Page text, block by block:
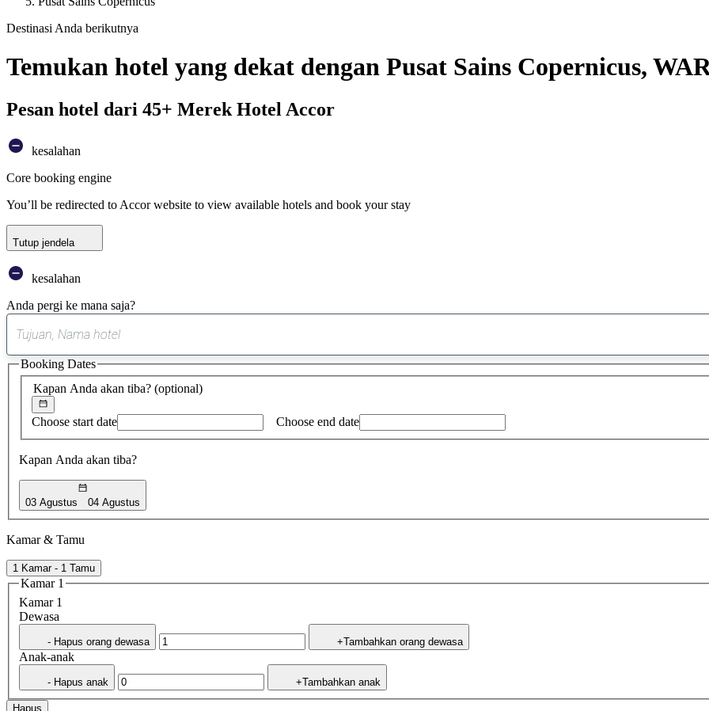
Destinasi Anda berikutnya
Temukan hotel yang dekat dengan Pusat Sains Copernicus,
Pesan hotel dari 45+ Merek Hotel Accor
kesalahan
Core booking engine
You’ll be redirected to Accor website to view available hotels and book your stay
Tutup jendela
kesalahan
Anda pergi ke mana saja?
saran
ditemukan
Kapan Anda akan tiba? (optional)
Choose start date Choose end date
Kapan Anda akan tiba?
03 Agustus 04 Agustus
Booking Dates
Kamar & Tamu
1 Kamar - 1 Tamu
Kamar 1
Kamar 1
Dewasa
- Hapus orang dewasa +Tambahkan orang dewasa
Anak-anak
- Hapus anak +Tambahkan anak
Hapus